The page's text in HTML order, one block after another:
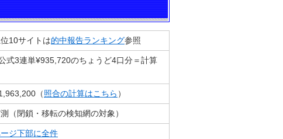
10サイトは的中報告ランキング参照
式3連単¥935,720のちょうど4口分＝計算
（照合の計算はこちら ）
（閉鎖・移転の検知網の対象）
ジ下部に全件